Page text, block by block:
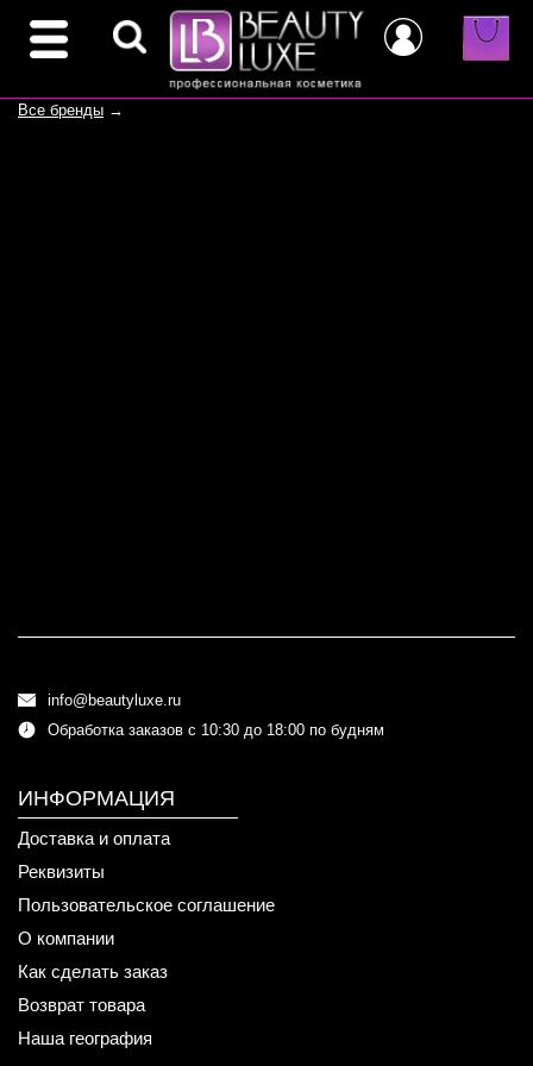
Все бренды →
info@beautyluxe.ru
Обработка заказов с 10:30 до 18:00 по будням
ИНФОРМАЦИЯ
Доставка и оплата
Реквизиты
Пользовательское соглашение
О компании
Как сделать заказ
Возврат товара
Наша география